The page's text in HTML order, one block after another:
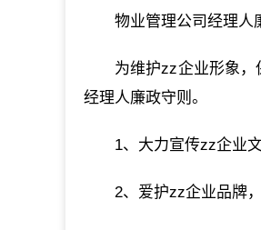
物业管理公司经理人
为维护zz企业形象
经理人廉政守则。
1、大力宣传zz企业
2、爱护zz企业品牌